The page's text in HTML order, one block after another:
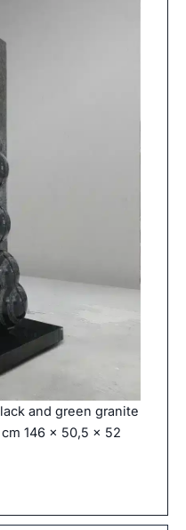
and green granite
146 x 50,5 x 52